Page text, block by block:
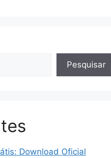
Pesquisar
Download Oficial